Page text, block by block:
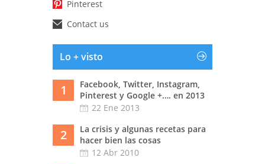
Pinterest
Contact us
Lo + visto
1
Facebook, Twitter, Instagram,
Pinterest y Google +…. en 2013
22 Ene 2013
2
La crisis y algunas recetas para
hacer bien las cosas
12 Abr 2010